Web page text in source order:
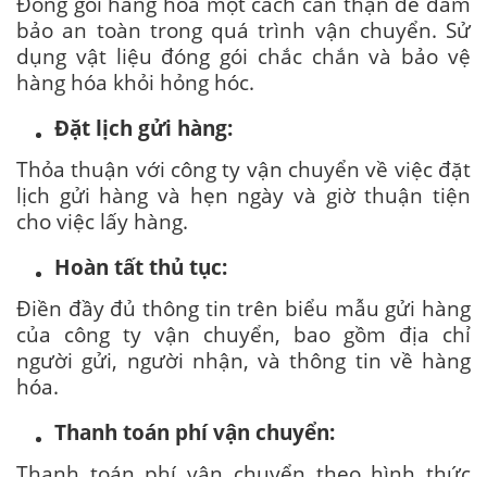
bảo an toàn trong quá trình vận chuyển. Sử
dụng vật liệu đóng gói chắc chắn và bảo vệ
hàng hóa khỏi hỏng hóc.
Đặt lịch gửi hàng:
Thỏa thuận với công ty vận chuyển về việc đặt
lịch gửi hàng và hẹn ngày và giờ thuận tiện
cho việc lấy hàng.
Hoàn tất thủ tục:
Điền đầy đủ thông tin trên biểu mẫu gửi hàng
của công ty vận chuyển, bao gồm địa chỉ
người gửi, người nhận, và thông tin về hàng
hóa.
Thanh toán phí vận chuyển: